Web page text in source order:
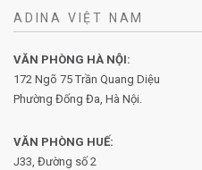
ADINA VIỆT NAM
VĂN PHÒNG HÀ NỘI:
172 Ngõ 75 Trần Quang Diệu
Phường Đống Đa, Hà Nội.
VĂN PHÒNG HUẾ:
J33, Đường số 2